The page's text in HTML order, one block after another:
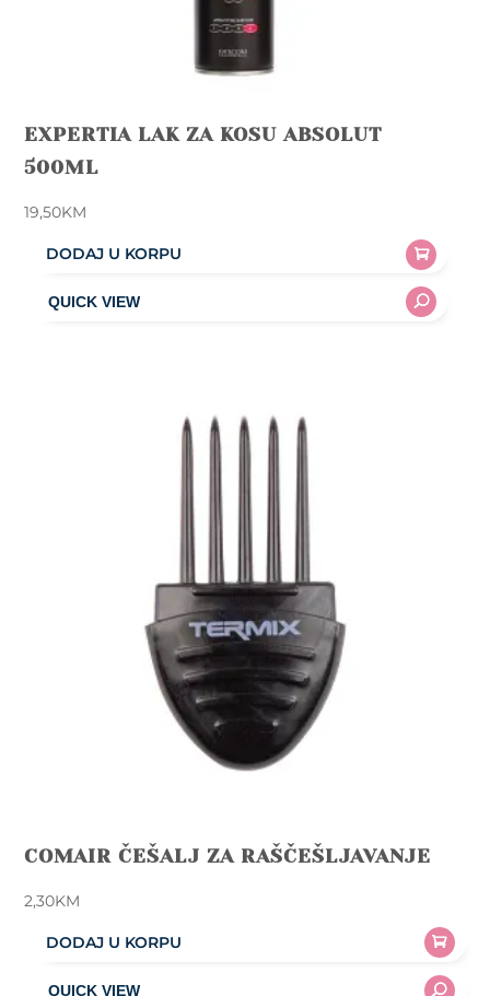
EXPERTIA LAK ZA KOSU ABSOLUT
500ML
19,50KM
DODAJ U KORPU
COMAIR ČEŠALJ ZA RAŠČEŠLJAVANJE
2,30KM
DODAJ U KORPU